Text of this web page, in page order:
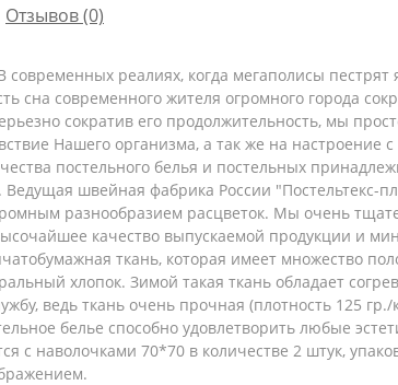
Отзывов (0)
реалиях, когда мегаполисы
сна современного жителя огромного города
сократив его продолжительность, мы
Нашего организма, а так же на настроение
постельного белья и постельных
швейная фабрика России "Постельтекс-
разнообразием расцветок. Мы очень
качество выпускаемой продукции и
ткань, которая имеет множество
хлопок. Зимой такая ткань обладает
ведь ткань очень прочная (плотность 125
белье способно удовлетворить любые
с наволочками 70*70 в количестве 2 штук,